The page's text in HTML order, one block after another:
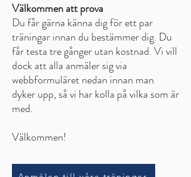
Välkommen att prova
Du får gärna känna dig för ett par
träningar innan du bestämmer dig. Du
får testa tre gånger utan kostnad. Vi vill
dock att alla anmäler sig via
webbformuläret nedan innan man
dyker upp, så vi har kolla på vilka som är
med.
Välkommen!